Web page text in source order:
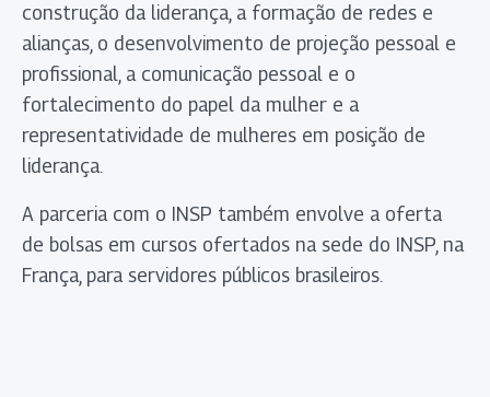
construção da liderança, a formação de redes e
alianças, o desenvolvimento de projeção pessoal e
profissional, a comunicação pessoal e o
fortalecimento do papel da mulher e a
representatividade de mulheres em posição de
liderança.
A parceria com o INSP também envolve a oferta
de bolsas em cursos ofertados na sede do INSP, na
França, para servidores públicos brasileiros.